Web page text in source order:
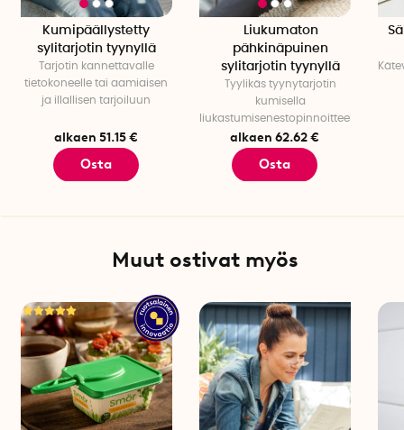
Kumipäällystetty
sylitarjotin tyynyllä
Tarjotin kannettavalle
tietokoneelle tai aamiaisen
ja illallisen tarjoiluun
alkaen 51.15 €
Osta
Liukumaton
pähkinäpuinen
sylitarjotin tyynyllä
Tyylikäs tyynytarjotin
kumisella
liukastumisenestopinnoitteella
alkaen 62.62 €
Osta
Muut ostivat myös